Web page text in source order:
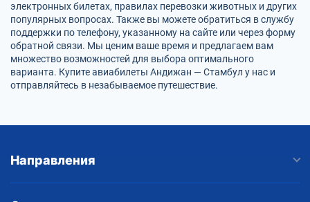
электронных билетах, правилах перевозки животных и других
популярных вопросах. Также вы можете обратиться в службу
поддержки по телефону, указанному на сайте или через форму
обратной связи. Мы ценим ваше время и предлагаем вам
множество возможностей для выбора оптимального
варианта. Купите авиабилеты Андижан — Стамбул у нас и
отправляйтесь в незабываемое путешествие.
Направления